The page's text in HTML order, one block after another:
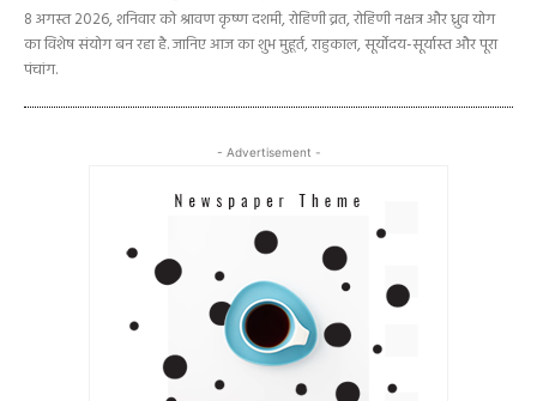
8 अगस्त 2026, शनिवार को श्रावण कृष्ण दशमी, रोहिणी व्रत, रोहिणी नक्षत्र और ध्रुव योग
का विशेष संयोग बन रहा है. जानिए आज का शुभ मुहूर्त, राहुकाल, सूर्योदय-सूर्यास्त और पूरा
पंचांग.
- Advertisement -